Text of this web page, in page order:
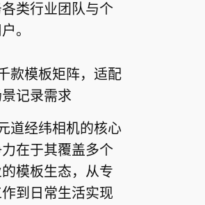
类行业团队与个
。
款模板矩阵，适配
记录需求
道经纬相机的核心
在于其覆盖多个
模板生态，从专
到日常生活实现